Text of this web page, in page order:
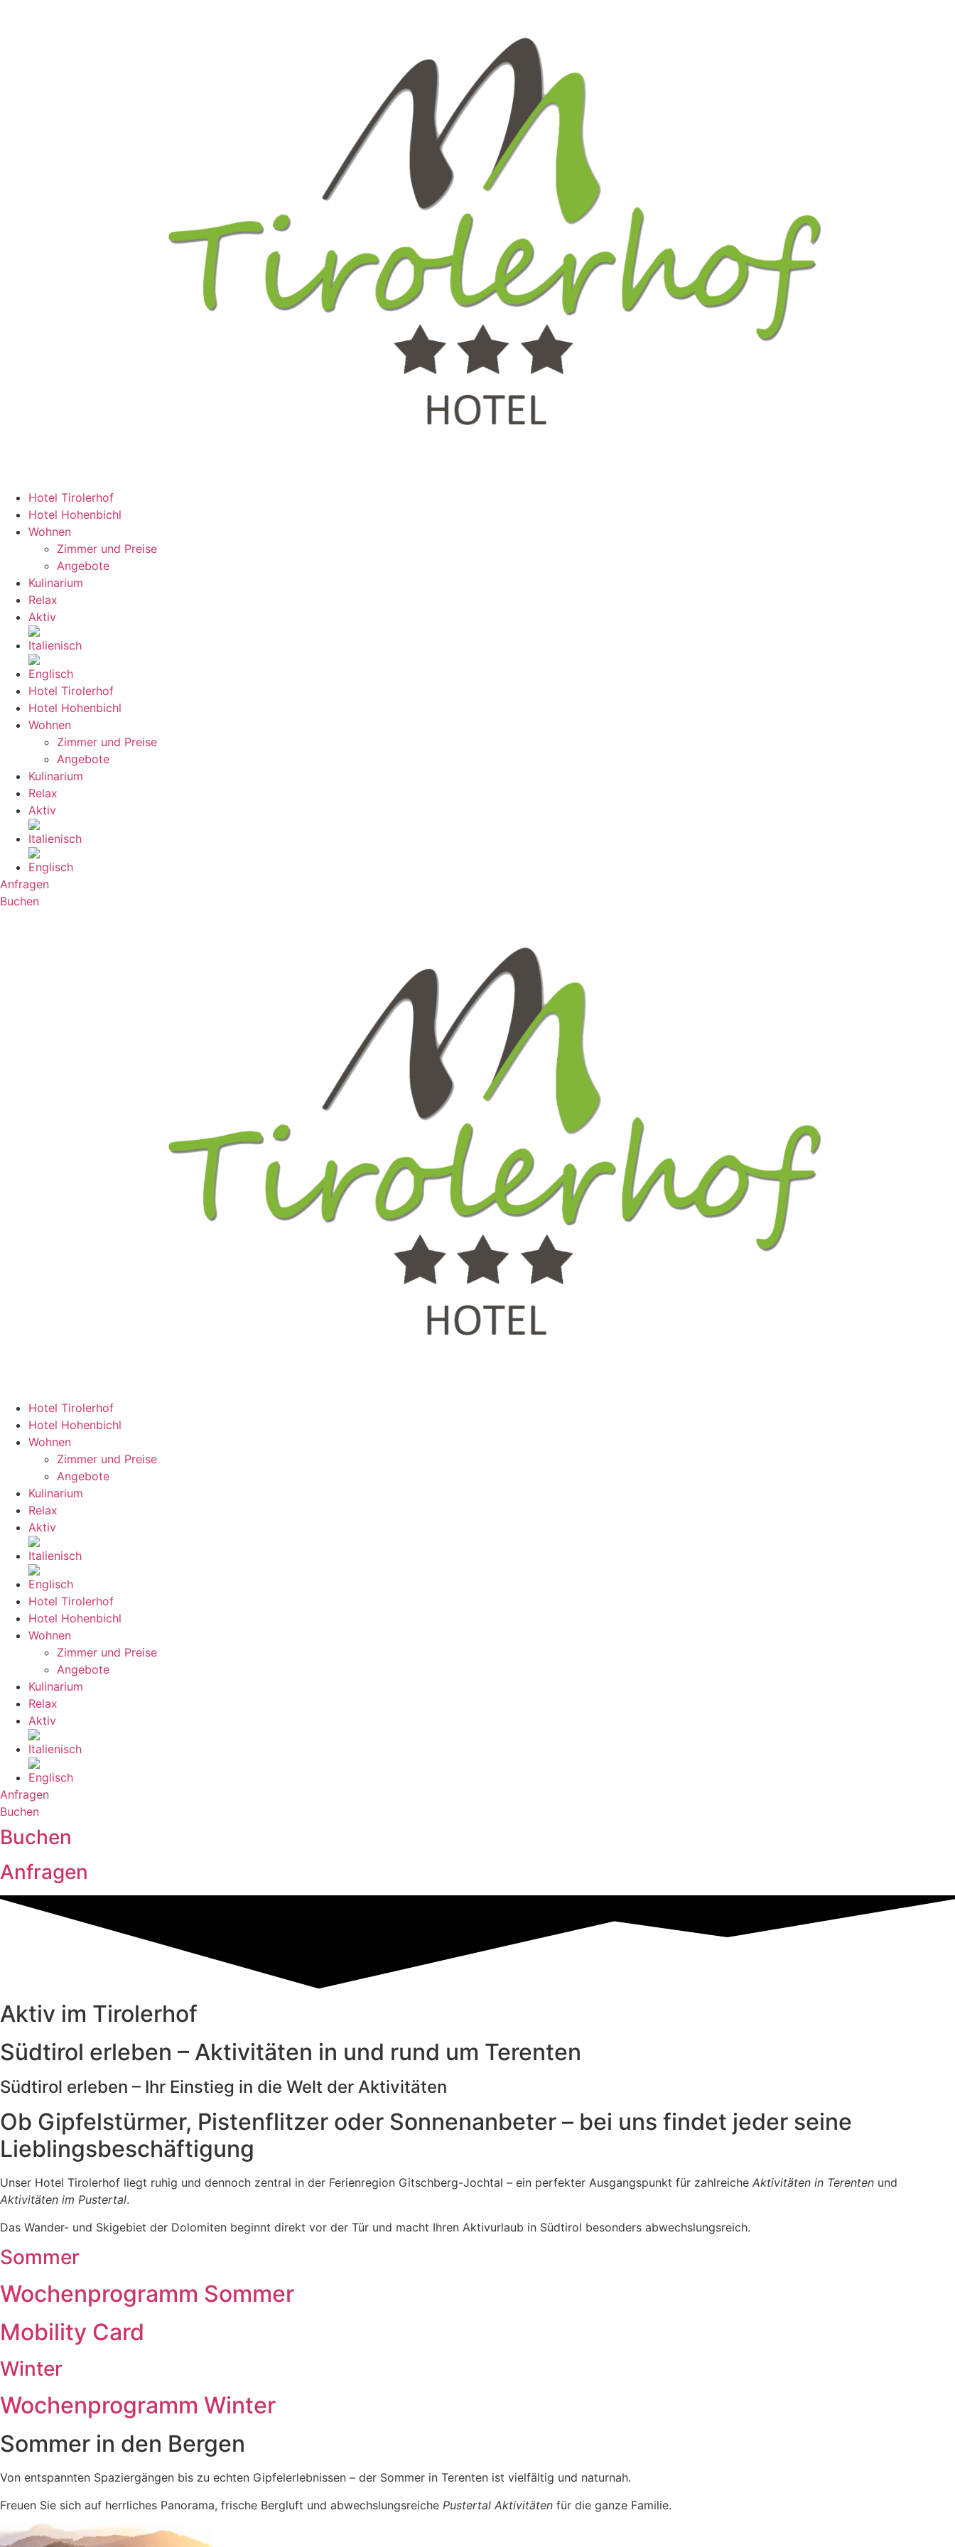
Hotel Tirolerhof
Hotel Hohenbichl
Wohnen
Zimmer und Preise
Angebote
Kulinarium
Relax
Aktiv
Hotel Tirolerhof
Hotel Hohenbichl
Wohnen
Zimmer und Preise
Angebote
Kulinarium
Relax
Aktiv
Anfragen
Buchen
Hotel Tirolerhof
Hotel Hohenbichl
Wohnen
Zimmer und Preise
Angebote
Kulinarium
Relax
Aktiv
Hotel Tirolerhof
Hotel Hohenbichl
Wohnen
Zimmer und Preise
Angebote
Kulinarium
Relax
Aktiv
Anfragen
Buchen
Buchen
Anfragen
Aktiv im Tirolerhof
Südtirol erleben – Aktivitäten in und rund um Terenten
Südtirol erleben – Ihr Einstieg in die Welt der Aktivitäten
Ob Gipfelstürmer, Pistenflitzer oder Sonnenanbeter – bei uns findet jeder seine
Lieblingsbeschäftigung
Unser Hotel Tirolerhof liegt ruhig und dennoch zentral in der Ferienregion Gitschberg-Jochtal – ein perfekter Ausgangspunkt für zahlreiche Aktivitäten in Terenten und
Aktivitäten im Pustertal.
Das Wander- und Skigebiet der Dolomiten beginnt direkt vor der Tür und macht Ihren Aktivurlaub in Südtirol besonders abwechslungsreich.
Sommer
Wochenprogramm Sommer
Mobility Card
Winter
Wochenprogramm Winter
Sommer in den Bergen
Von entspannten Spaziergängen bis zu echten Gipfelerlebnissen – der Sommer in Terenten ist vielfältig und naturnah.
Freuen Sie sich auf herrliches Panorama, frische Bergluft und abwechslungsreiche Pustertal Aktivitäten für die ganze Familie.